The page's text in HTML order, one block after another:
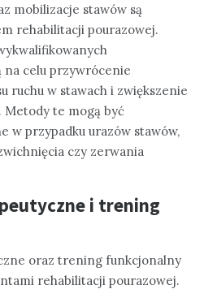
mobilizacje stawów są
rehabilitacji pourazowej.
na celu przywrócenie
ruchu w stawach i zwiększenie
Metody te mogą być
w przypadku urazów stawów,
czy zerwania
i trening
oraz trening funkcjonalny
rehabilitacji pourazowej.